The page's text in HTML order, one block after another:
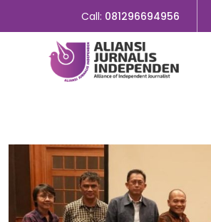
Call: 081296694956